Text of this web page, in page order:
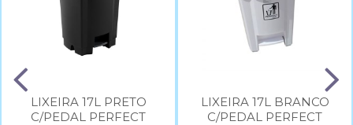
LIXEIRA 17L PRETO
C/PEDAL PERFECT
LIXEIRA 17L BRANCO
C/PEDAL PERFECT